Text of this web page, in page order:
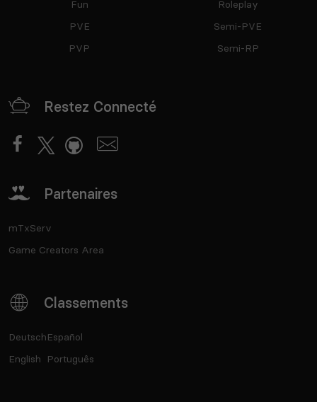
Fun
PVE
PVP
Roleplay
Semi-PVE
Semi-RP
Restez Connecté
Partenaires
mTxServ
Game Creators Area
Classements
Deutsch
English
Español
Português